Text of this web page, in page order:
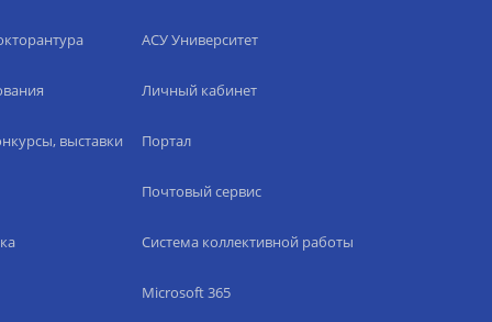
выставки
АСУ Университет
Личный кабинет
Портал
Почтовый сервис
Система коллективной работы
Microsoft 365